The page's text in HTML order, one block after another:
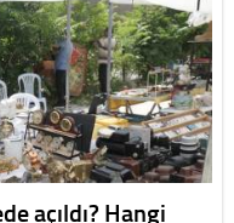
açıldı? Hangi